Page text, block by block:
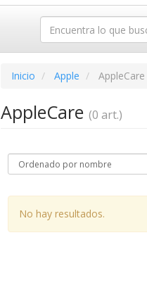
Inicio Apple AppleCare
AppleCare (0 art.)
No hay resultados.